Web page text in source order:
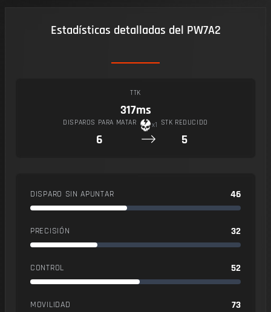
Estadísticas detalladas del PW7A2
TTK
317ms
DISPAROS PARA MATAR
6
x1 STK REDUCIDO
5
DISPARO SIN APUNTAR 46
PRECISIÓN 32
CONTROL 52
MOVILIDAD 73